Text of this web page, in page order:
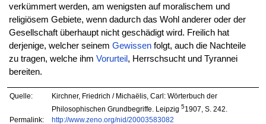
verkümmert werden, am wenigsten auf moralischem und
religiösem Gebiete, wenn dadurch das Wohl anderer oder der
Gesellschaft überhaupt nicht geschädigt wird. Freilich hat
derjenige, welcher seinem Gewissenfolgt, auch die Nachteile
zu tragen, welche ihm Vorurteil , Herrschsucht und Tyrannei
bereiten.
Quelle:
Kirchner, Friedrich / Michaëlis, Carl: Wörterbuch der
Philosophischen Grundbegriffe. Leipzig 51907, S. 242.
Permalink:
http://www.zeno.org/nid/20003583082